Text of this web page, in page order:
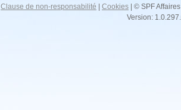
Clause de non-responsabilité Cookies | © SPF
Version: